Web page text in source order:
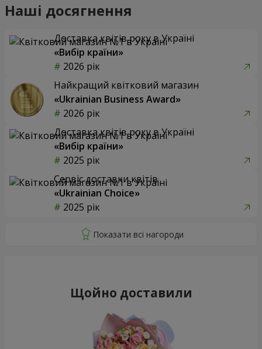
Наші досягнення
Доставка квітів року в Україні
«Вибір країни»
2026 рік
Найкращий квітковий магазин
«Ukrainian Business Award»
2026 рік
Доставка квітів року в Україні
«Вибір країни»
2025 рік
Сервіс доставки квітів
«Ukrainian Choice»
2025 рік
Щойно доставили